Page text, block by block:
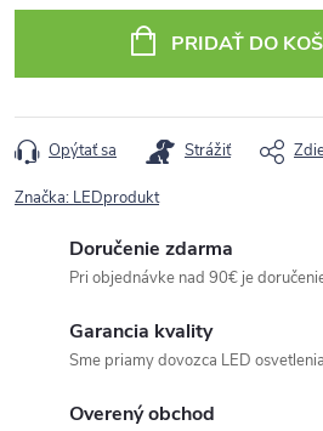
cena:
PRIDAŤ DO
Opýtať sa Strážiť
Značka: LEDprodukt
Doručenie zdarma
Pri objednávke nad 90€ je
Garancia kvality
Sme priamy dovozca LED
Overený obchod